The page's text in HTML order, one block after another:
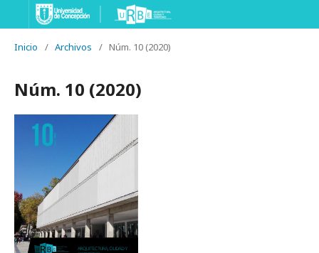
Inicio / Archivos / Núm. 10 (2020)
Núm. 10 (2020)